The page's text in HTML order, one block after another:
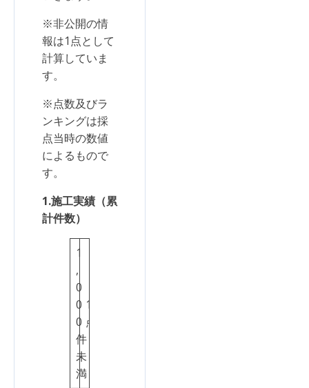
※非公開の情
報は1点として
計算していま
す。
※点数及びラ
ンキングは採
点当時の数値
によるもので
す。
1.施工実績（累
計件数）
1
,
0
0
0
件
未
満
1
点